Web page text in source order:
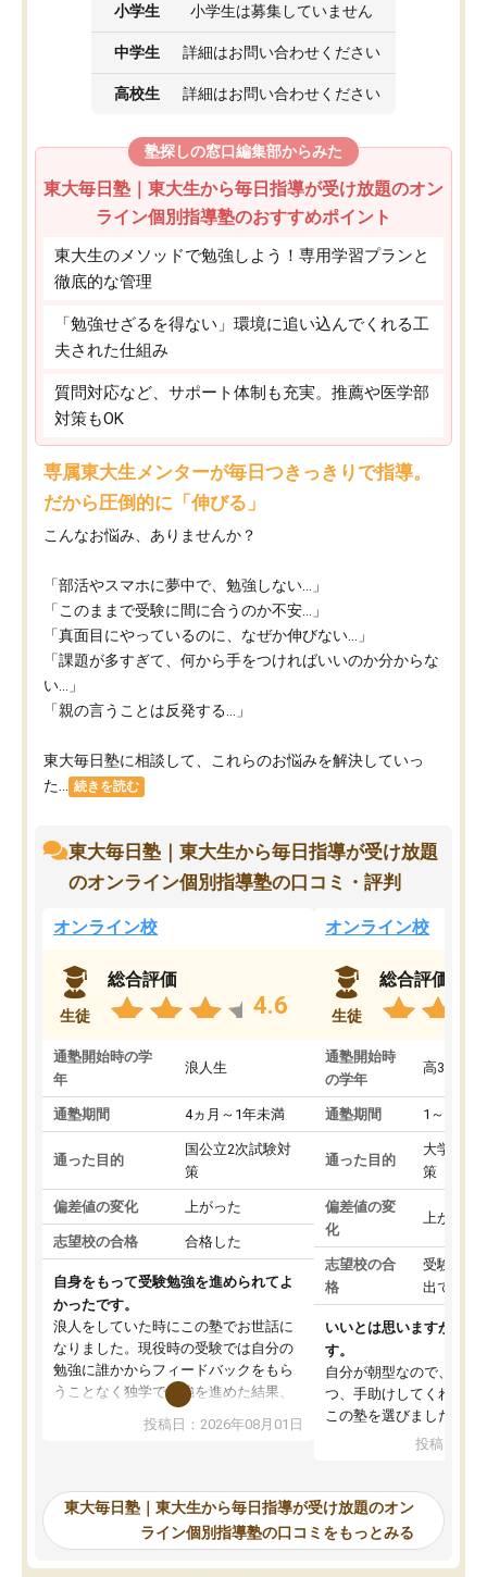
小学生 小学生は募集していません
中学生 詳細はお問い合わせください
高校生 詳細はお問い合わせください
塾探しの窓口編集部からみた
東大毎日塾｜東大生から毎日指導が受け放題のオン
ライン個別指導塾のおすすめポイント
東大生のメソッドで勉強しよう！専用学習プランと
徹底的な管理
「勉強せざるを得ない」環境に追い込んでくれる工
夫された仕組み
質問対応など、サポート体制も充実。推薦や医学部
対策もOK
専属東大生メンターが毎日つきっきりで指導。
だから圧倒的に「伸びる」
こんなお悩み、ありませんか？
「部活やスマホに夢中で、勉強しない…」
「このままで受験に間に合うのか不安…」
「真面目にやっているのに、なぜか伸びない…」
「課題が多すぎて、何から手をつければいいのか分からな
い…」
「親の言うことは反発する…」
東大毎日塾に相談して、これらのお悩みを解決していっ
た...
続きを読む
東大毎日塾｜東大生から毎日指導が受け放題
のオンライン個別指導塾の口コミ・評判
オンライン校
生徒
総合評価
4.6
通塾開始時の学
年
浪人生
通塾期間 4ヵ月～1年未満
通った目的
国公立2次試験対
策
偏差値の変化 上がった
志望校の合格 合格した
自身をもって受験勉強を進められてよ
かったです。
浪人をしていた時にこの塾でお世話に
なりました。現役時の受験では自分の
勉強に誰かからフィードバックをもら
うことなく独学で勉強を進めた結果、
入試本番に地歴の学習が間に合わず不
合格となってしまいました。その経験
東大毎日塾にたどり着きました。学習
の長期計画や日々の勉強のやり方につ
いて客観的なアドバイスをいただけた
ので、自信をもって受験勉強を進める
投稿日：2026年08月01日
オンライン校
生徒
総合評価
通塾開始時
の学年
高3
通塾期間 1～3ヵ月
通った目的
大学入学
策
偏差値の変
化
上がった
志望校の合
格
受験して
出ていな
いいとは思いますが、料
す。
自分が朝型なので、自習
つ、手助けしてくれる設
この塾を選びました。
投稿日：
東大毎日塾｜東大生から毎日指導が受け放題のオン
ライン個別指導塾の口コミをもっとみる